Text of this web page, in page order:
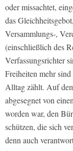
oder missachtet,
das
Versammlungs-,
(einschließlich des
Verfassungsrichter
Freiheiten mehr
Alltag zählt. Auf
abgesegnet von
worden war, den
schützen, die sich
denn auch